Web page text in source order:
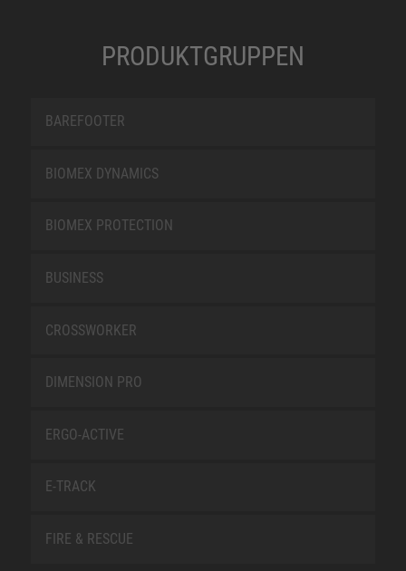
PRODUKTGRUPPEN
BAREFOOTER
BIOMEX DYNAMICS
BIOMEX PROTECTION
BUSINESS
CROSSWORKER
DIMENSION PRO
ERGO-ACTIVE
E-TRACK
FIRE & RESCUE